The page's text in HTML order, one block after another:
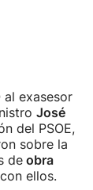
exasesor
José
del PSOE,
sobre la
de obra
ellos.